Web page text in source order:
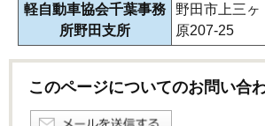
軽自動車協会千葉事務
所野田支所
野田市上三ヶ
原207-25
このページについてのお問い合